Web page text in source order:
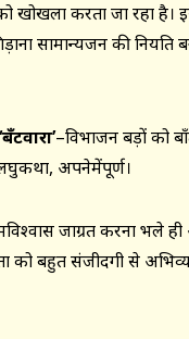
खोखला करता जा रहा है।
सामान्यजन की नियति
‘बँटवारा’–विभाजन बड़ों को
अपनेमेंपूर्ण।
जाग्रत करना भले
को बहुत संजीदगी से